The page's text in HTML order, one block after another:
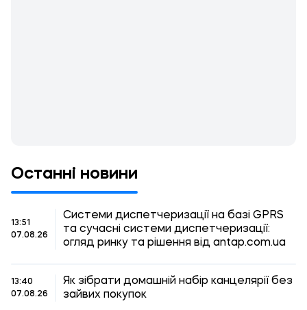
Останні новини
13:51
07.08.26
Системи диспетчеризації на базі GPRS
та сучасні системи диспетчеризації:
огляд ринку та рішення від antap.com.ua
13:40
07.08.26
Як зібрати домашній набір канцелярії без
зайвих покупок